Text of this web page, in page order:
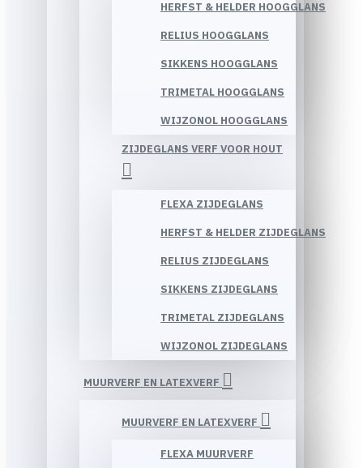
HERFST & HELDER HOOGGLANS
RELIUS HOOGGLANS
SIKKENS HOOGGLANS
TRIMETAL HOOGGLANS
WIJZONOL HOOGGLANS
ZIJDEGLANS VERF VOOR HOUT
FLEXA ZIJDEGLANS
HERFST & HELDER ZIJDEGLANS
RELIUS ZIJDEGLANS
SIKKENS ZIJDEGLANS
TRIMETAL ZIJDEGLANS
WIJZONOL ZIJDEGLANS
MUURVERF EN LATEXVERF
MUURVERF EN LATEXVERF
FLEXA MUURVERF